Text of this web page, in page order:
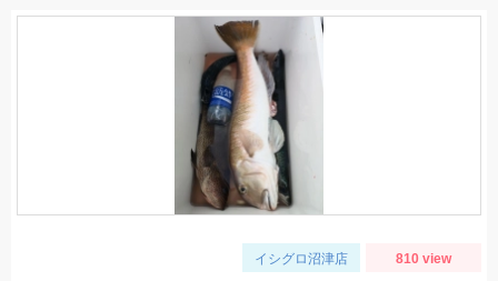
イシグロ沼津店 810 view